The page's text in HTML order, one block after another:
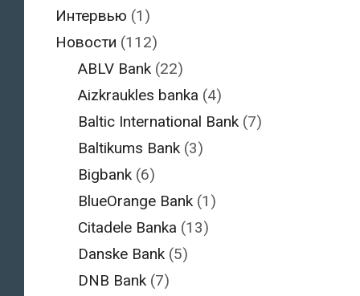
Интервью (1)
Новости (112)
ABLV Bank (22)
Aizkraukles banka (4)
Baltic International Bank (7)
Baltikums Bank (3)
Bigbank (6)
BlueOrange Bank (1)
Citadele Banka (13)
Danske Bank (5)
DNB Bank (7)